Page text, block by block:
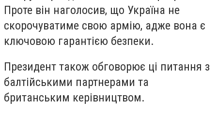
Проте він наголосив, що Україна не
скорочуватиме свою армію, адже вона є
ключовою гарантією безпеки.
Президент також обговорює ці питання з
балтійськими партнерами та
британським керівництвом.